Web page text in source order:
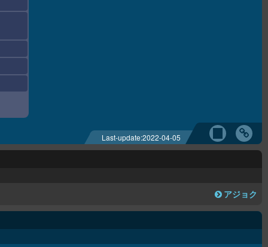
Last-update:2022-04-05
アジョク